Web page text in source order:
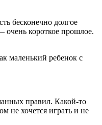
бесконечно долгое
очень короткое прошлое.
маленький ребенок с
правил. Какой-то
не хочется играть и не